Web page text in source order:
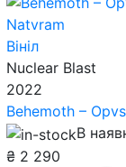
Вініл
Nuclear Blast
2022
Behemoth –
В
₴ 2 290